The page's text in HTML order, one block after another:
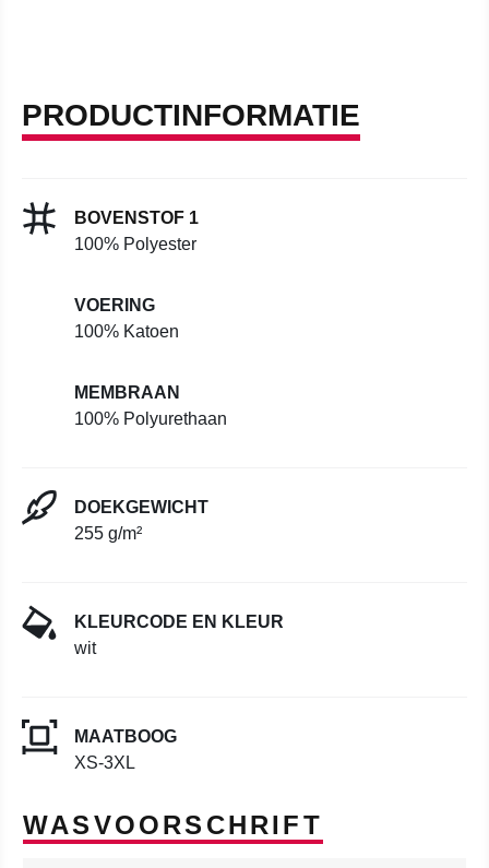
PRODUCTINFORMATIE
BOVENSTOF 1
100% Polyester
VOERING
100% Katoen
MEMBRAAN
100% Polyurethaan
DOEKGEWICHT
255 g/m²
KLEURCODE EN KLEUR
wit
MAATBOOG
XS-3XL
WASVOORSCHRIFT